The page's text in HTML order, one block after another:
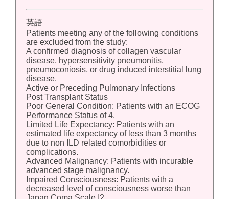
英語
Patients meeting any of the following conditions
are excluded from the study:
A confirmed diagnosis of collagen vascular
disease, hypersensitivity pneumonitis,
pneumoconiosis, or drug induced interstitial lung
disease.
Active or Preceding Pulmonary Infections
Post Transplant Status
Poor General Condition: Patients with an ECOG
Performance Status of 4.
Limited Life Expectancy: Patients with an
estimated life expectancy of less than 3 months
due to non ILD related comorbidities or
complications.
Advanced Malignancy: Patients with incurable
advanced stage malignancy.
Impaired Consciousness: Patients with a
decreased level of consciousness worse than